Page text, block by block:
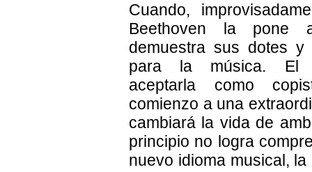
Cuando,
Beethoven la pone
demuestra sus dotes
para la música. El
aceptarla como
comienzo a una
cambiará la vida de
principio no logra
nuevo idioma musical,